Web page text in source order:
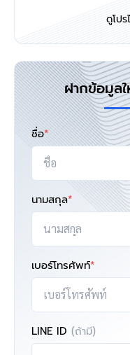
ดูโป
ฝากข้อมูล
ชื่อ*
นามสกุล*
เบอร์โทรศัพท์*
LINE ID (ถ้ามี)